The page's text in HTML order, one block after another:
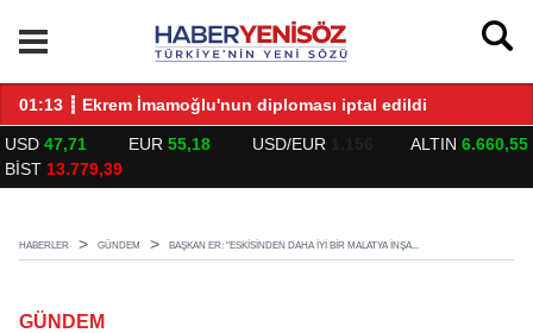
BULUŞTU
01:13 ┋ Ekrem İmamoğlu'nun diploması iptal edildi
USD 47,71 EUR 55,18 USD/EUR ALTIN 6.660,55
BİST 13.779,39
HABERLER GÜNDEM BAŞKAN ER: "ESKISINDEN DAHA IYI BIR MALATYA INŞA...
GÜNDEM